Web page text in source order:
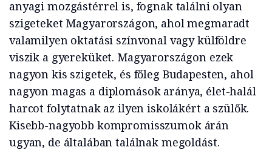
anyagi mozgástérrel is, fognak találni olyan
szigeteket Magyarországon, ahol megmaradt
valamilyen oktatási színvonal vagy külföldre
viszik a gyereküket. Magyarországon ezek
nagyon kis szigetek, és főleg Budapesten, ahol
nagyon magas a diplomások aránya, élet-halál
harcot folytatnak az ilyen iskolákért a szülők.
Kisebb-nagyobb kompromisszumok árán
ugyan, de általában találnak megoldást.